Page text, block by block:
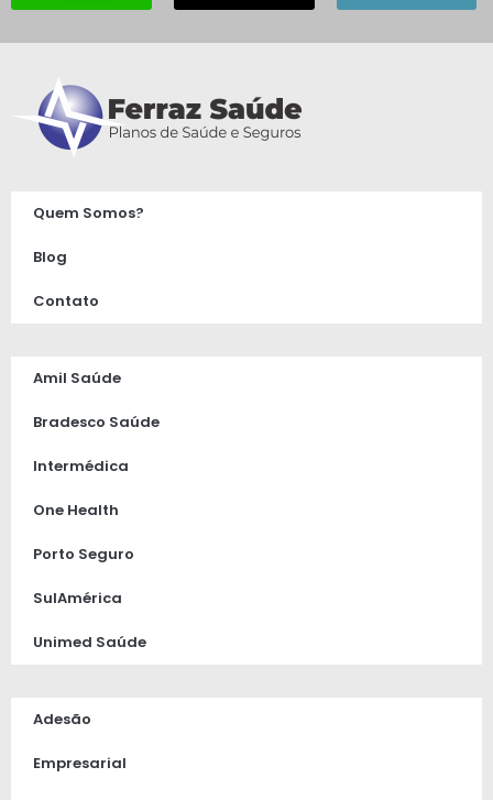
Quem Somos?
Blog
Contato
Amil Saúde
Bradesco Saúde
Intermédica
One Health
Porto Seguro
SulAmérica
Unimed Saúde
Adesão
Empresarial